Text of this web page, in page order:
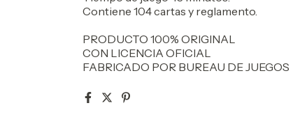
Contiene 104 cartas y reglamento.
PRODUCTO 100% ORIGINAL
CON LICENCIA OFICIAL
FABRICADO POR BUREAU DE JUEGOS